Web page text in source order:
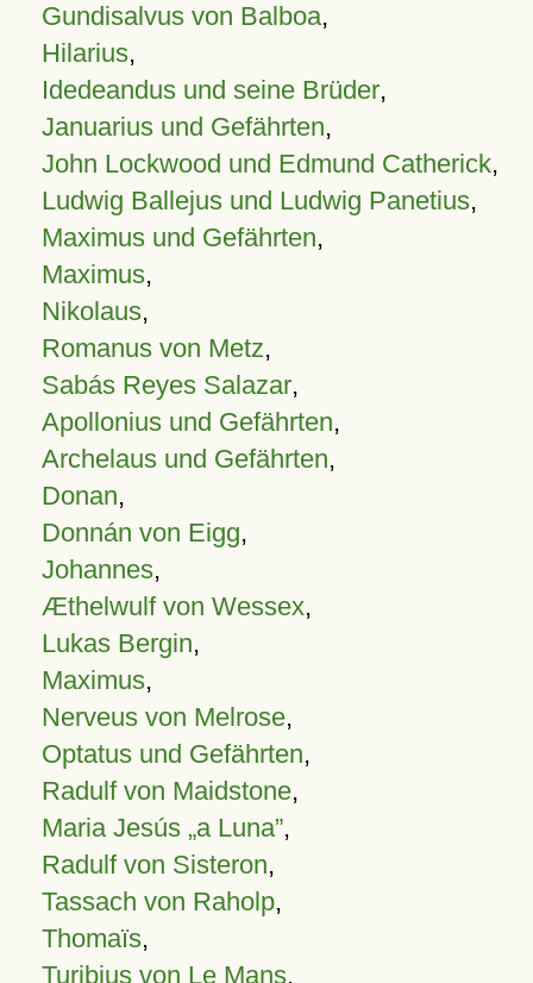
Gundisalvus von Balboa,
Hilarius,
Idedeandus und seine Brüder,
Januarius und Gefährten,
John Lockwood und Edmund Catherick,
Ludwig Ballejus und Ludwig Panetius,
Maximus und Gefährten,
Maximus,
Nikolaus,
Romanus von Metz,
Sabás Reyes Salazar,
Apollonius und Gefährten,
Archelaus und Gefährten,
Donan,
Donnán von Eigg,
Johannes,
Æthelwulf von Wessex,
Lukas Bergin,
Maximus,
Nerveus von Melrose,
Optatus und Gefährten,
Radulf von Maidstone,
Maria Jesús „a Luna”,
Radulf von Sisteron,
Tassach von Raholp,
Thomaïs,
Turibius von Le Mans,